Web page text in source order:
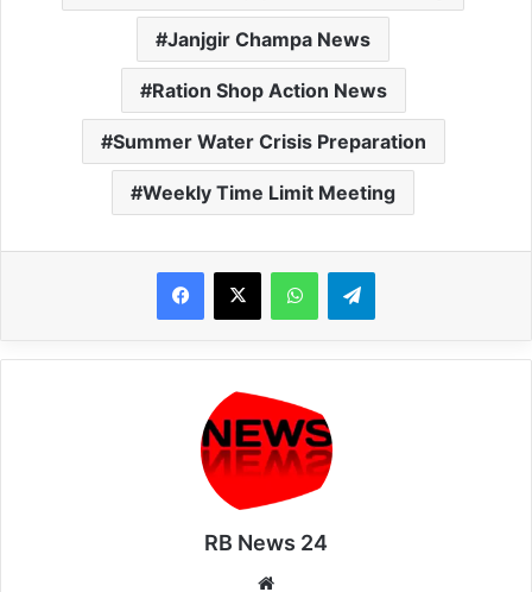
Janjgir Champa News
Ration Shop Action News
Summer Water Crisis Preparation
Weekly Time Limit Meeting
WhatsAppTelegram
RB News 24